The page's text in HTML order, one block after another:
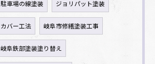
駐車場の線塗装 ジョリパット塗装
カバー工法 岐阜市修繕塗装工事
岐阜鉄部塗装塗り替え